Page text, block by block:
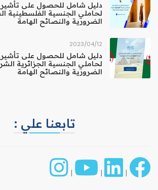
دليل شامل للحصول على
لحاملي الجنسية الفلسطينية
الضرورية والنصائح الهامة
12‏/04‏/2023
دليل شامل للحصول على
لحاملي الجنسية الجزائرية
الضرورية والنصائح الهامة
تابعنا علي :
|
|
|